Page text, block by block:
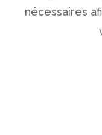
nécessaires